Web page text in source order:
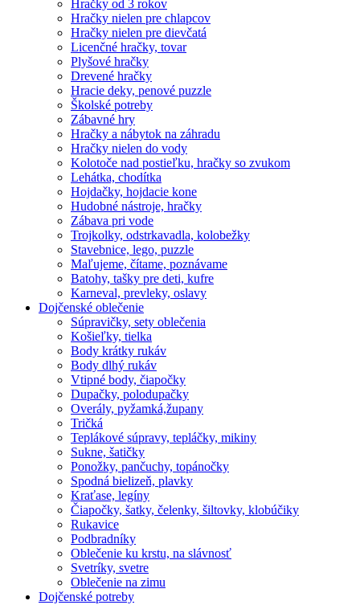
Hračky od 3 rokov
Hračky nielen pre chlapcov
Hračky nielen pre dievčatá
Licenčné hračky, tovar
Plyšové hračky
Drevené hračky
Hracie deky, penové puzzle
Školské potreby
Zábavné hry
Hračky a nábytok na záhradu
Hračky nielen do vody
Kolotoče nad postieľku, hračky so zvukom
Lehátka, chodítka
Hojdačky, hojdacie kone
Hudobné nástroje, hračky
Zábava pri vode
Trojkolky, odstrkavadla, kolobežky
Stavebnice, lego, puzzle
Maľujeme, čítame, poznávame
Batohy, tašky pre deti, kufre
Karneval, prevleky, oslavy
Dojčenské oblečenie
Súpravičky, sety oblečenia
Košieľky, tielka
Body krátky rukáv
Body dlhý rukáv
Vtipné body, čiapočky
Dupačky, polodupačky
Overály, pyžamká,župany
Tričká
Teplákové súpravy, tepláčky, mikiny
Sukne, šatičky
Ponožky, pančuchy, topánočky
Spodná bielizeň, plavky
Kraťase, legíny
Čiapočky, šatky, čelenky, šiltovky, klobúčiky
Rukavice
Podbradníky
Oblečenie ku krstu, na slávnosť
Svetríky, svetre
Oblečenie na zimu
Dojčenské potreby